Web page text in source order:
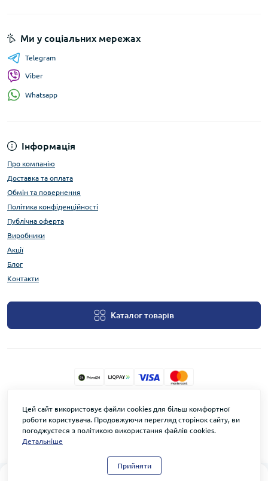
0
Інформація
Про компанію
Доставка та оплата
Обмін та повернення
Політика конфіденційності
Публічна оферта
Виробники
Акції
Блог
Контакти
Каталог товарів
Ми у соціальних мережах
Telegram
Viber
Whatsapp
TOWERSECURITY.STORE © 2026
Цей сайт використовує файли cookies для більш комфортної
роботи користувача. Продовжуючи перегляд сторінок сайту, ви
погоджуєтеся з політикою використання файлів cookies.
Детальніше
Прийняти